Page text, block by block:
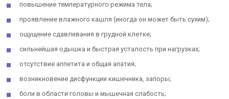
повышение температурного режима тела;
проявление влажного кашля (иногда он может быть сухим);
ощущение сдавливания в грудной клетке;
сильнейшая одышка и быстрая усталость при нагрузках;
отсутствие аппетита и общая апатия;
возникновение дисфункции кишечника, запоры;
боли в области головы и мышечная слабость;